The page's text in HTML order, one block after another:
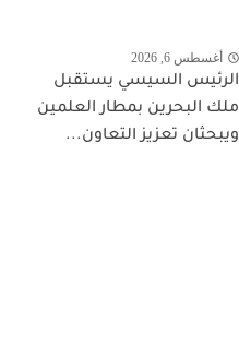
أغسطس 6, 2026
الرئيس السيسي يستقبل
ملك البحرين بمطار العلمين
ويبحثان تعزيز التعاون...